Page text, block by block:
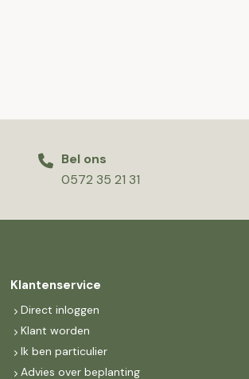
Bel ons
0572 35 21 31
Klantenservice
Direct inloggen
Klant worden
Ik ben particulier
Advies over beplanting